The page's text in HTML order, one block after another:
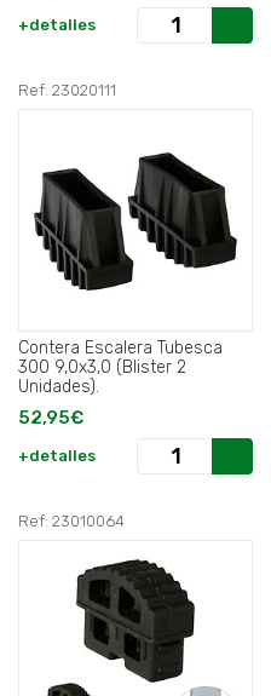
+detalles
Ref: 23020111
Contera Escalera Tubesca
300 9,0x3,0 (Blister 2
Unidades).
52,95€
+detalles
Ref: 23010064